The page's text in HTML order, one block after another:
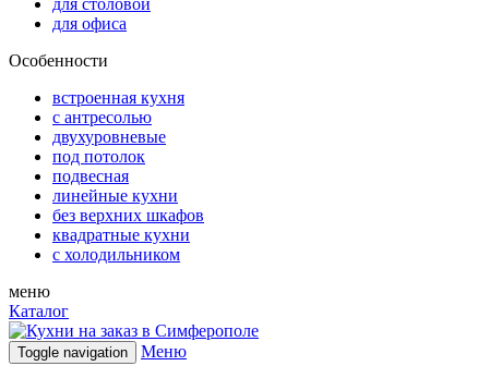
для столовой
для офиса
Особенности
встроенная кухня
с антресолью
двухуровневые
под потолок
подвесная
линейные кухни
без верхних шкафов
квадратные кухни
с холодильником
меню
Каталог
Toggle navigation Меню